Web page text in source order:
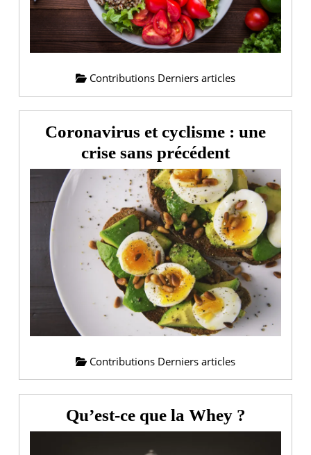
Contributions Derniers articles
Coronavirus et cyclisme : une
crise sans précédent
et
cyclisme
:
une
crise
sans
précédent
Contributions Derniers articles
Qu’est-ce que la Whey ?
ce